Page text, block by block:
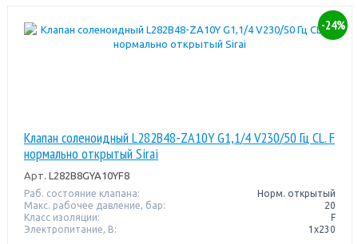
-24%
Клапан соленоидный L282B48-ZA10Y G1,1/4 V230/50 Гц CL. F
нормально открытый Sirai
Арт. L282B8GYA10YF8
Раб. состояние клапана:
Норм. открытый
Макс. рабочее давление, бар:
20
Класс изоляции:
F
Электропитание, В:
1х230